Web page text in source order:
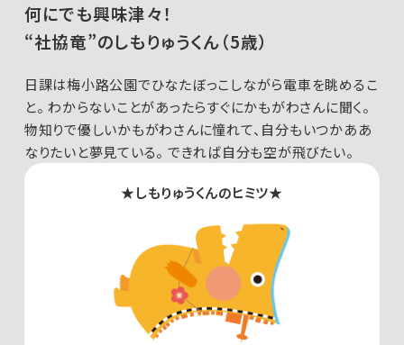
何にでも興味津々！
“社協竜”のしもりゅうくん（5歳）
日課は梅小路公園でひなたぼっこしながら電車を眺めるこ
と。 わからないことがあったらすぐにかもがわさんに聞く。
物知りで優しいかもがわさんに憧れて、自分もいつかああ
なりたいと夢見ている。 できれば自分も空が飛びたい。
★しもりゅうくんのヒミツ★